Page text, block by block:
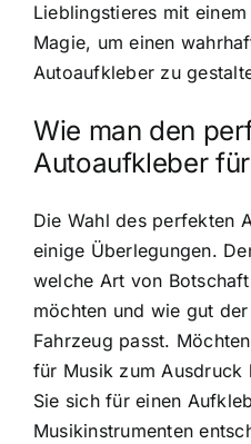
Lieblingstieres mit
Magie, um einen
Autoaufkleber zu
Wie man den
Autoaufkleber
Die Wahl des perfekten
einige Überlegungen.
welche Art von
möchten und wie gut
Fahrzeug passt.
für Musik zum Ausdruck
Sie sich für einen
Musikinstrumenten